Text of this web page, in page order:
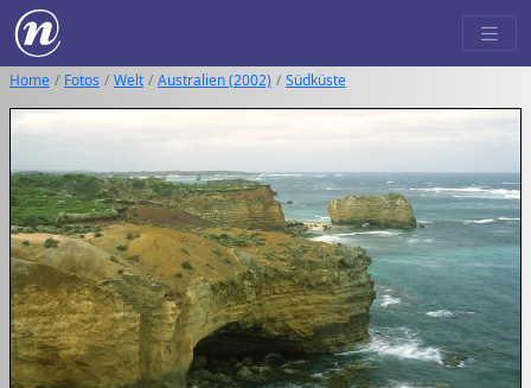
Home Fotos Welt Australien (2002) Südküste